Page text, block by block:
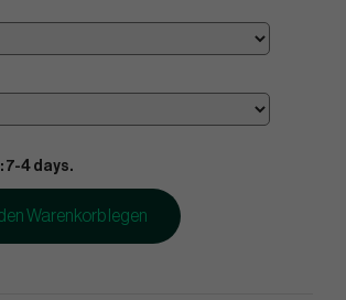
7-4 days.
den Warenkorb legen